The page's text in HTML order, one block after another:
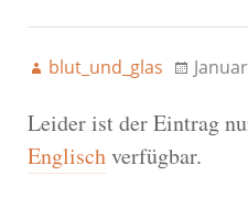
blut_und_glas
Leider ist der Eintrag
Englischverfügbar.